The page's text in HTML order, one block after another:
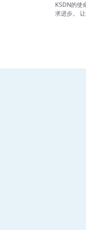
KSDN的使
求进步。